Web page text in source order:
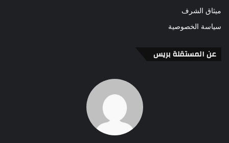
ميثاق الشرف
سياسة الخصوصية
عن المستقلة بريس